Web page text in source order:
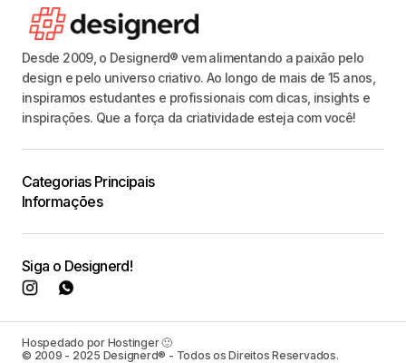
Desde 2009, o Designerd® vem alimentando a paixão pelo
design e pelo universo criativo. Ao longo de mais de 15 anos,
inspiramos estudantes e profissionais com dicas, insights e
inspirações. Que a força da criatividade esteja com você!
Categorias Principais
Informações
Siga o Designerd!
Hospedado por Hostinger 🙂
© 2009 - 2025 Designerd® - Todos os Direitos Reservados.